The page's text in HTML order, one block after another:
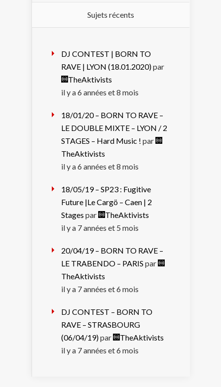
Sujets récents
DJ CONTEST | BORN TO
RAVE | LYON (18.01.2020)par
TheAktivists
il y a 6 années et 8 mois
18/01/20 – BORN TO RAVE –
LE DOUBLE MIXTE – LYON / 2
STAGES – Hard Music ! par
TheAktivists
il y a 6 années et 8 mois
18/05/19 – SP23 : Fugitive
Future |Le Cargö – Caen | 2
Stages par
TheAktivists
il y a 7 années et 5 mois
20/04/19 – BORN TO RAVE –
LE TRABENDO – PARIS par
TheAktivists
il y a 7 années et 6 mois
DJ CONTEST – BORN TO
RAVE – STRASBOURG
(06/04/19)par
TheAktivists
il y a 7 années et 6 mois